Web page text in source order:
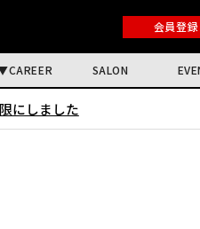
会員登録
CAREER SALON
にしました